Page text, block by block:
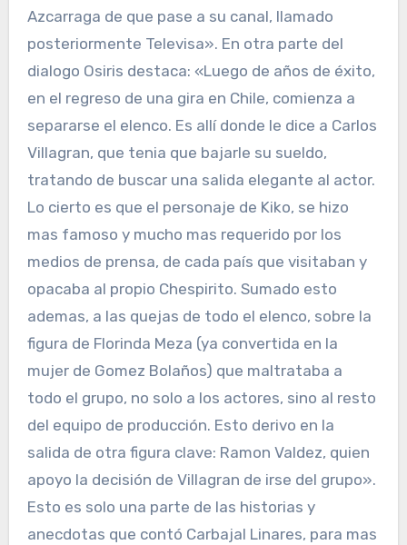
Azcarraga de que pase a su canal, llamado
posteriormente Televisa». En otra parte del
dialogo Osiris destaca: «Luego de años de éxito,
en el regreso de una gira en Chile, comienza a
separarse el elenco. Es allí donde le dice a Carlos
Villagran, que tenia que bajarle su sueldo,
tratando de buscar una salida elegante al actor.
Lo cierto es que el personaje de Kiko, se hizo
mas famoso y mucho mas requerido por los
medios de prensa, de cada país que visitaban y
opacaba al propio Chespirito. Sumado esto
ademas, a las quejas de todo el elenco, sobre la
figura de Florinda Meza (ya convertida en la
mujer de Gomez Bolaños) que maltrataba a
todo el grupo, no solo a los actores, sino al resto
del equipo de producción. Esto derivo en la
salida de otra figura clave: Ramon Valdez, quien
apoyo la decisión de Villagran de irse del grupo».
Esto es solo una parte de las historias y
anecdotas que contó Carbajal Linares, para mas